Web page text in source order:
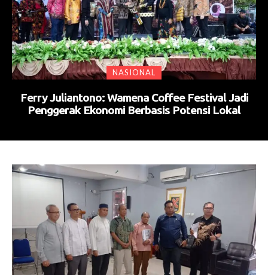
NASIONAL
Ferry Juliantono: Wamena Coffee Festival Jadi
Penggerak Ekonomi Berbasis Potensi Lokal